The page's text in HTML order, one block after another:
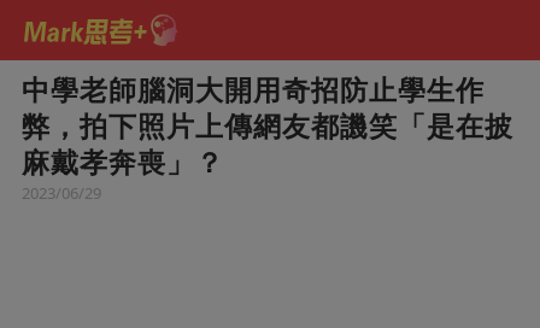
中學老師腦洞大開用奇招防止學生作
弊，拍下照片上傳網友都譏笑「是在披
麻戴孝奔喪」？
2023/06/29